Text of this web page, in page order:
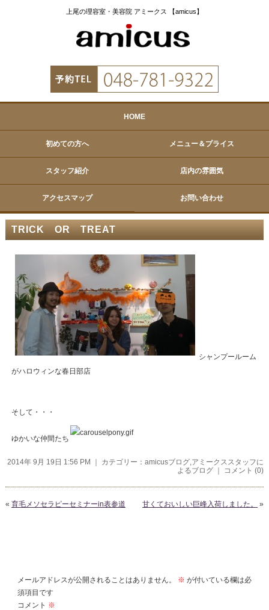
上尾の理容室・美容院 アミークス 【amicus】
HOME
初めての方へ メニュー＆プライス
スタッフ紹介 店内の雰囲気
アクセスマップ お問い合わせ
TRICK OR TREAT
シャンプールーム
がハロウィンな春日部店
そして・・・
ゆかいな仲間たち
2014年 9月 19日 1:56 PM ｜ カテゴリー：amicusブログ,アミークススタッフに
よるブログ
コメント (0)
« 育毛メソセラピーセミナーin表参道 甘くておいしい巨峰入荷しました。 »
メールアドレスが公開されることはありません。 ※ が付いている欄は必
須項目です
コメント ※